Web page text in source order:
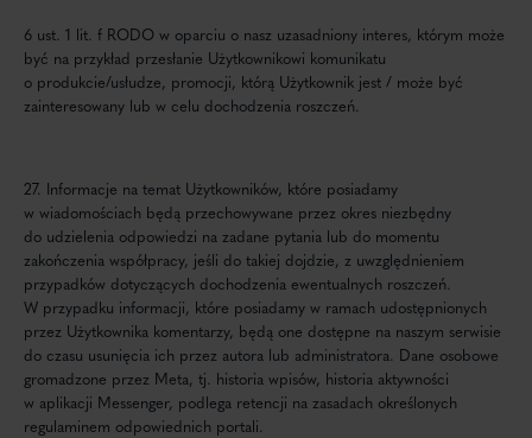
6 ust. 1 lit. f RODO w oparciu o nasz uzasadniony interes, którym może
być na przykład przesłanie Użytkownikowi komunikatu
o produkcie/usłudze, promocji, którą Użytkownik jest / może być
zainteresowany lub w celu dochodzenia roszczeń.
27. Informacje na temat Użytkowników, które posiadamy
w wiadomościach będą przechowywane przez okres niezbędny
do udzielenia odpowiedzi na zadane pytania lub do momentu
zakończenia współpracy, jeśli do takiej dojdzie, z uwzględnieniem
przypadków dotyczących dochodzenia ewentualnych roszczeń.
W przypadku informacji, które posiadamy w ramach udostępnionych
przez Użytkownika komentarzy, będą one dostępne na naszym serwisie
do czasu usunięcia ich przez autora lub administratora. Dane osobowe
gromadzone przez Meta, tj. historia wpisów, historia aktywności
w aplikacji Messenger, podlega retencji na zasadach określonych
regulaminem odpowiednich portali.